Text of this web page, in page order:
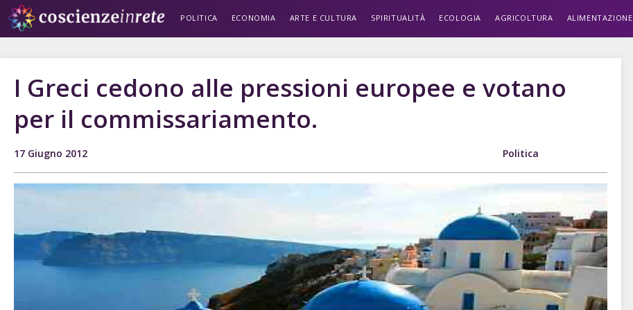
POLITICA ECONOMIA ARTE E CULTURA SPIRITUALITÀ ECOLOGIA AGRICOLTURA ALIMENTAZIONE
I Greci cedono alle pressioni europee e votano
per il commissariamento.
17 Giugno 2012 Politica